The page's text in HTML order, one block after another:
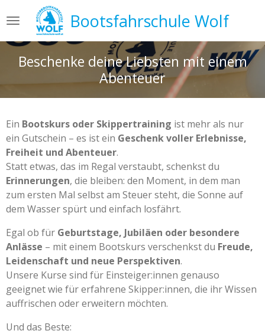
Hauptinhalt
springen
Bootsfahrschule Wolf
Beschenke deine Liebsten mit einem
Abenteuer
Ein Bootskurs oder Skippertraining ist mehr als nur
ein Gutschein – es ist ein Geschenk voller Erlebnisse,
Freiheit und Abenteuer.
Statt etwas, das im Regal verstaubt, schenkst du
Erinnerungen, die bleiben: den Moment, in dem man
zum ersten Mal selbst am Steuer steht, die Sonne auf
dem Wasser spürt und einfach losfährt.
Egal ob für Geburtstage, Jubiläen oder besondere
Anlässe – mit einem Bootskurs verschenkst du Freude,
Leidenschaft und neue Perspektiven.
Unsere Kurse sind für Einsteiger:innen genauso
geeignet wie für erfahrene Skipper:innen, die ihr Wissen
auffrischen oder erweitern möchten.
Und das Beste: